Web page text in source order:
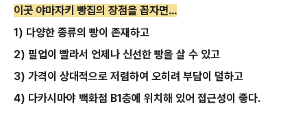
이곳 야마자키 빵집의 장점을 꼽자면...
1) 다양한 종류의 빵이 존재하고
2) 필업이 빨라서 언제나 신선한 빵을 살 수 있고
3) 가격이 상대적으로 저렴하여 오히려 부담이 덜하고
4) 다카시마야 백화점 B1층에 위치해 있어 접근성이 좋다.